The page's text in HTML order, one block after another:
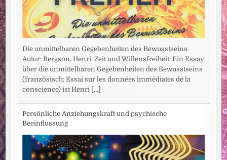
Die unmittelbaren Gegebenheiten des Bewusstseins.
Autor: Bergson, Henri. Zeit und Willensfreiheit: Ein Essay
über die unmittelbaren Gegebenheiten des Bewusstseins
(französisch: Essai sur les données immédiates de la
conscience) ist Henri [...]
Persönliche Anziehungskraft und psychische
Beeinflussung